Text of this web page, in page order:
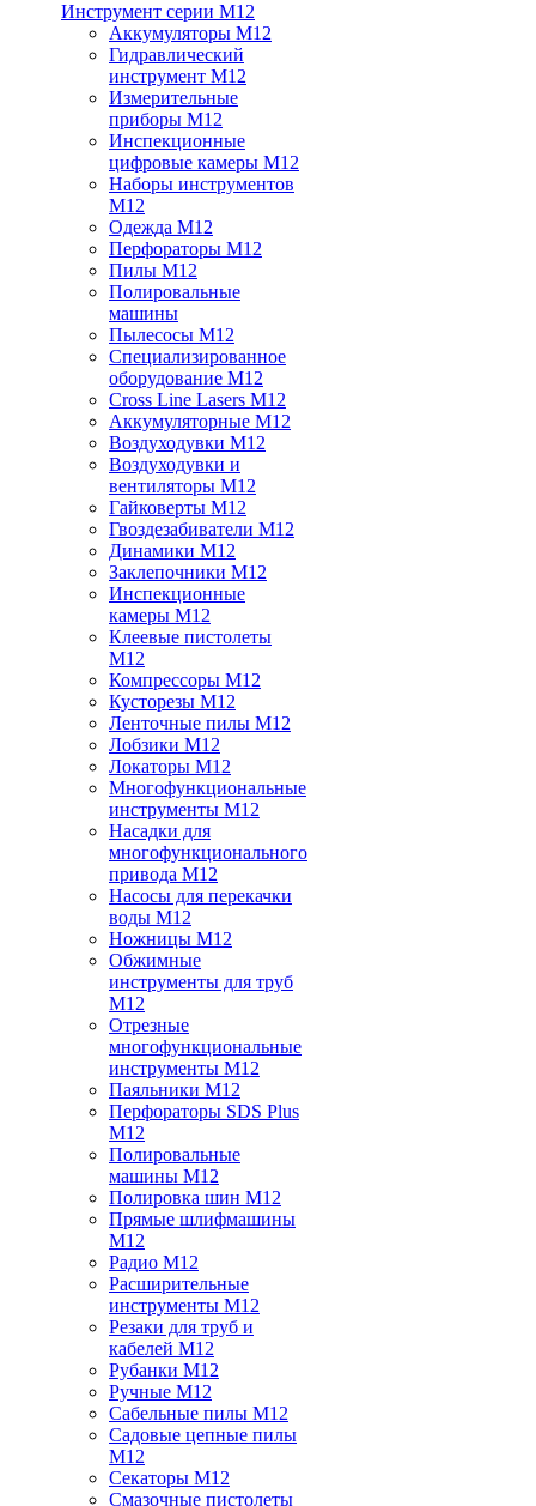
Инструмент серии M12
Аккумуляторы M12
Гидравлический
инструмент M12
Измерительные
приборы M12
Инспекционные
цифровые камеры M12
Наборы инструментов
M12
Одежда M12
Перфораторы M12
Пилы M12
Полировальные
машины
Пылесосы M12
Специализированное
оборудование M12
Cross Line Lasers M12
Аккумуляторные M12
Воздуходувки M12
Воздуходувки и
вентиляторы M12
Гайковерты M12
Гвоздезабиватели M12
Динамики M12
Заклепочники M12
Инспекционные
камеры M12
Клеевые пистолеты
M12
Компрессоры M12
Кусторезы M12
Ленточные пилы M12
Лобзики M12
Локаторы M12
Многофункциональные
инструменты M12
Насадки для
многофункционального
привода M12
Насосы для перекачки
воды M12
Ножницы M12
Обжимные
инструменты для труб
M12
Отрезные
многофункциональные
инструменты M12
Паяльники M12
Перфораторы SDS Plus
M12
Полировальные
машины M12
Полировка шин M12
Прямые шлифмашины
M12
Радио M12
Расширительные
инструменты M12
Резаки для труб и
кабелей M12
Рубанки M12
Ручные M12
Сабельные пилы M12
Садовые цепные пилы
M12
Секаторы M12
Смазочные пистолеты